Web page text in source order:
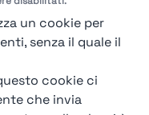
un cookie per
senza il quale il
cookie ci
che invia